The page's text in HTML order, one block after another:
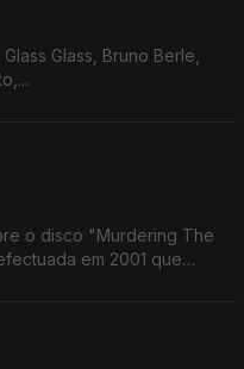
Glass, Bruno Berle,
o disco "Murdering The
em 2001 que